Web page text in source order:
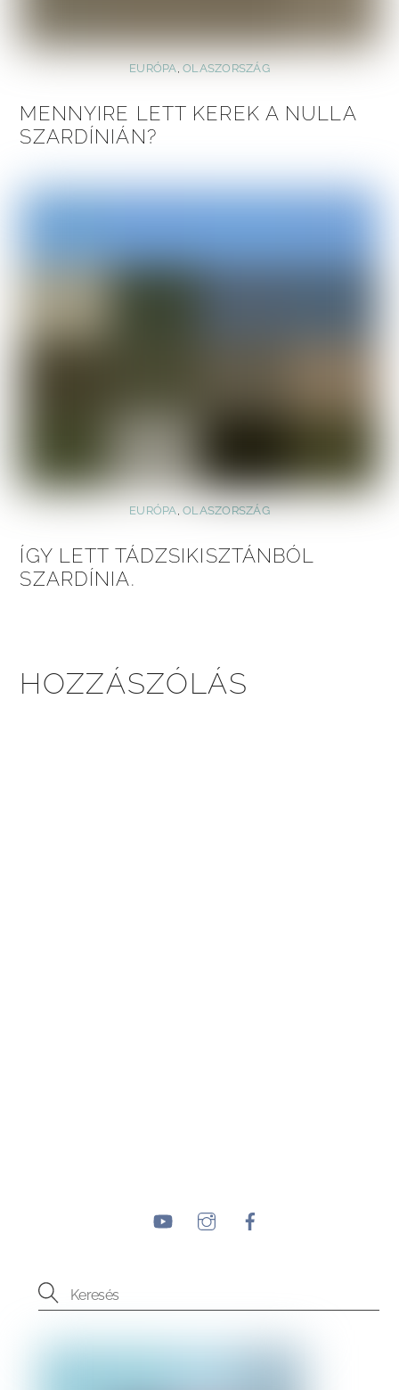
EURÓPA,OLASZORSZÁG
MENNYIRE LETT KEREK A NULLA
SZARDÍNIÁN?
EURÓPA,OLASZORSZÁG
ÍGY LETT TÁDZSIKISZTÁNBÓL
SZARDÍNIA.
HOZZÁSZÓLÁS
YouTubeInstagram